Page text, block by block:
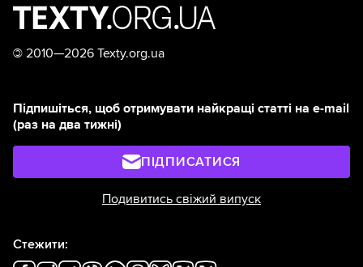
© 2010—2026 Texty.org.ua
Підпишіться, щоб отримувати найкращі статті на e-mail
(раз на два тижні)
ПІДПИСАТИСЯ
Подивитись свіжий випуск
Стежити: